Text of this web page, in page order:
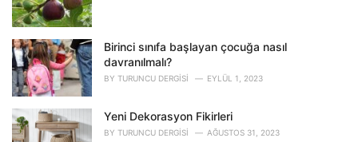
Birinci sınıfa başlayan çocuğa nasıl
davranılmalı?
BY TURUNCU DERGISI EYLÜL 1, 2023
Yeni Dekorasyon Fikirleri
BY TURUNCU DERGISI AĞUSTOS 31, 2023